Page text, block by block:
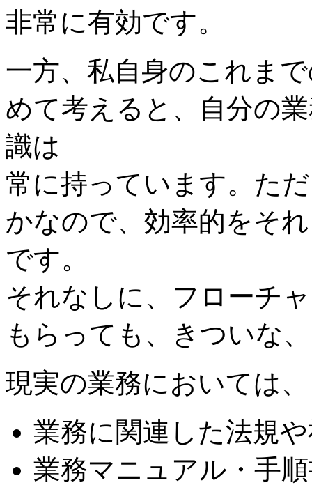
非常に有効です。
一方、私自身のこれま
めて考えると、自分の
識は
常に持っています。た
かなので、効率的をそ
です。
それなしに、フローチ
もらっても、きついな
現実の業務においては、
業務に関連した法規
業務マニュアル・手